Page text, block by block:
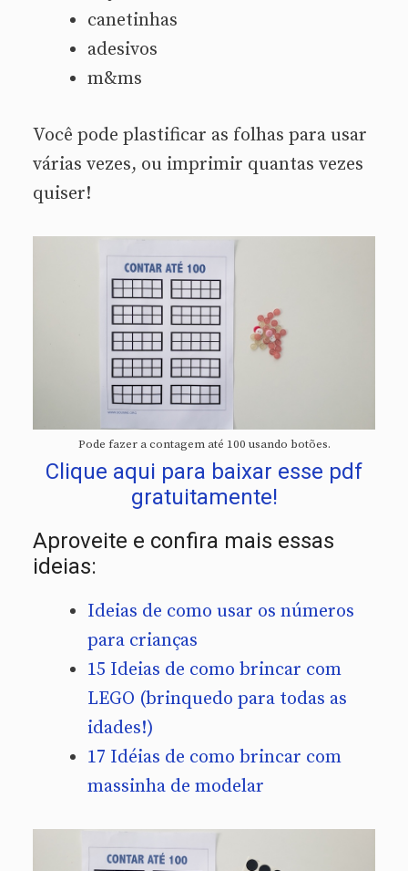
canetinhas
adesivos
m&ms
Você pode plastificar as folhas para usar
várias vezes, ou imprimir quantas vezes
quiser!
Pode fazer a contagem até 100 usando botões.
Clique aqui para baixar esse pdf
gratuitamente!
Aproveite e confira mais essas
ideias:
Ideias de como usar os números
para crianças
15 Ideias de como brincar com
LEGO (brinquedo para todas as
idades!)
17 Idéias de como brincar com
massinha de modelar